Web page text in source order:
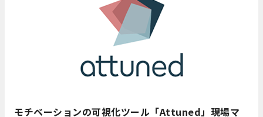
モチベーションの可視化ツール「Attuned」現場マ